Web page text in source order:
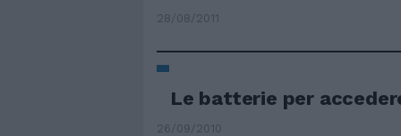
28/08/2011
Le batterie per
26/09/2010